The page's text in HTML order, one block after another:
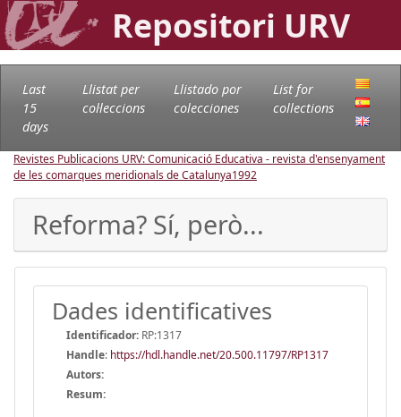
Repositori URV
Last
15
days
Llistat per
col·leccions
Llistado por
colecciones
List for
collections
Revistes Publicacions URV: Comunicació Educativa - revista d'ensenyament
de les comarques meridionals de Catalunya1992
Reforma? Sí, però...
Dades identificatives
Identificador: RP:1317
Handle: https://hdl.handle.net/20.500.11797/RP1317
Autors:
Resum: